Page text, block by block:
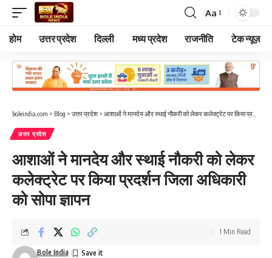
Font
Resizer
Aa
होम उत्तर प्रदेश दिल्ली मध्य प्रदेश राजनीति टेक न्यूज़
boleindia.com > Blog > उत्तर प्रदेश> आशाओं ने मानदेय और स्थाई नौकरी को लेकर कलेक्ट्रेट पर किया प्रदर्शन जिला अधिकारी को सोपा ज्ञापन
उत्तर प्रदेश
आशाओं ने मानदेय और स्थाई नौकरी को लेकर
कलेक्ट्रेट पर किया प्रदर्शन जिला अधिकारी
को सोपा ज्ञापन
Bole India
1 Min Read